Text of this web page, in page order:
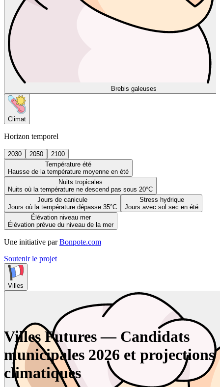
Brebis galeuses
Climat
Horizon temporel
2030 2050
2100
Température été
Hausse de la température moyenne en été
Nuits tropicales
Nuits où la température ne descend pas sous 20°C
Jours de canicule
Jours où la température dépasse 35°C
Stress hydrique
Jours avec sol sec en été
Élévation niveau mer
Élévation prévue du niveau de la mer
Une initiative par Bonpote.com
Soutenir le projet
Villes
Villes Futures — Candidats
municipales 2026 et projections
climatiques